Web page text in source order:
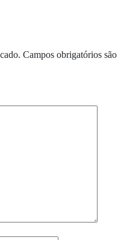
Campos obrigatórios são